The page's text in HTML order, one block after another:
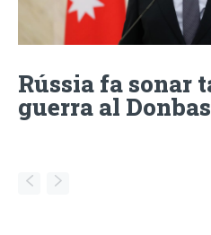
Rússia fa sonar
guerra al